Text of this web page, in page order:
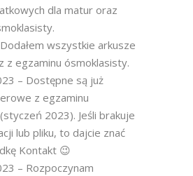
dla matur oraz
wszystkie arkusze
z egzaminu ósmoklasisty.
– Dostępne są już
z egzaminu
2023). Jeśli brakuje
lub pliku, to dajcie znać
Kontakt 😉
– Rozpoczynam